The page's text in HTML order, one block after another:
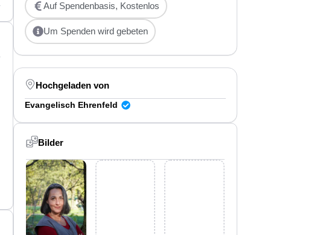
Auf Spendenbasis, Kostenlos
Um Spenden wird gebeten
Hochgeladen von
Evangelisch Ehrenfeld
Bilder